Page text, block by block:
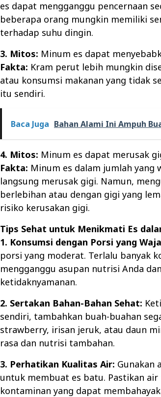
es dapat mengganggu pencernaan
beberapa orang mungkin memiliki
terhadap suhu dingin.
3. Mitos: Minum es dapat
Fakta: Kram perut lebih mungkin
atau konsumsi makanan yang tidak
itu sendiri.
Baca Juga Bahan Alami Ini Ampuh
4. Mitos: Minum es dapat merusak
Fakta: Minum es dalam jumlah yang
langsung merusak gigi. Namun,
berlebihan atau dengan gigi yang
risiko kerusakan gigi.
Tips Sehat untuk Menikmati Es
1. Konsumsi dengan Porsi yang
porsi yang moderat. Terlalu banyak
mengganggu asupan nutrisi Anda
ketidaknyamanan.
2. Sertakan Bahan-Bahan Sehat:
sendiri, tambahkan buah-buahan
strawberry, irisan jeruk, atau daun
rasa dan nutrisi tambahan.
3. Perhatikan Kualitas Air: Gunakan
untuk membuat es batu. Pastikan
kontaminan yang dapat